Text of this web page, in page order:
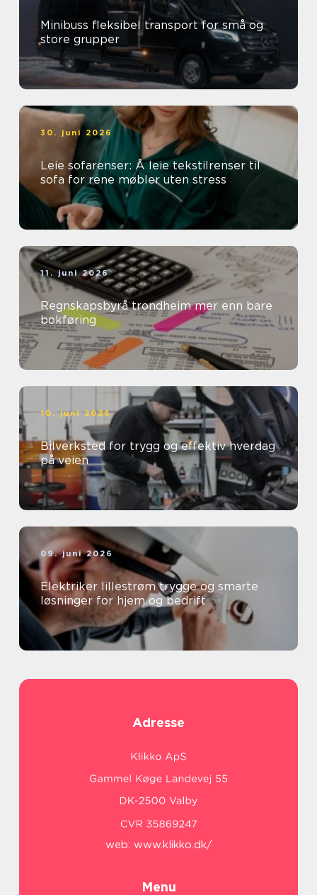
Minibuss fleksibel transport for små og
store grupper
30. juni 2026
Leie sofarenser: Å leie tekstilrenser til
sofa for rene møbler uten stress
11. juni 2026
Regnskapsbyrå trondheim mer enn bare
bokføring
10. juni 2026
Bilverksted for trygg og effektiv hverdag
på veien
09. juni 2026
Elektriker lillestrøm trygge og smarte
løsninger for hjem og bedrift
Adresse
web: www.klikko.dk/
Menu